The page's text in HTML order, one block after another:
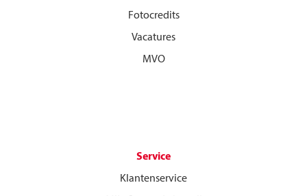
Fotocredits
Vacatures
MVO
Service
Klantenservice